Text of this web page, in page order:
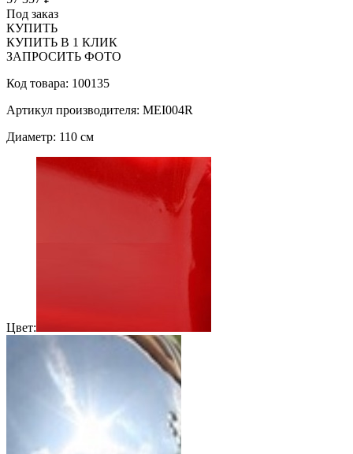
Под заказ
КУПИТЬ
КУПИТЬ В 1 КЛИК
ЗАПРОСИТЬ ФОТО
Код товара: 100135
Артикул производителя: MEI004R
Диаметр: 110 см
Цвет: